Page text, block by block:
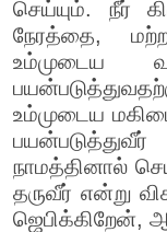
செய்யும். நீர்
நேரத்தை,
உம்முடைய
உம்முடைய
நாமத்தினால்
தருவீர் என்று
ஜெபிக்கிறேன்,